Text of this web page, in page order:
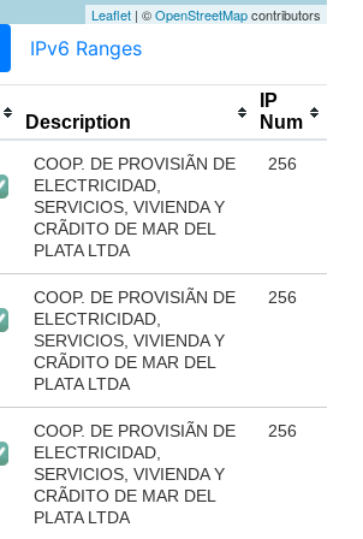
Leaflet | ©OpenStreetMapcontributors
IPv6 Ranges
Description
IP
Num
COOP. DE PROVISIÃN DE
ELECTRICIDAD,
SERVICIOS, VIVIENDA Y
CRÃDITO DE MAR DEL
PLATA LTDA
256
COOP. DE PROVISIÃN DE
ELECTRICIDAD,
SERVICIOS, VIVIENDA Y
CRÃDITO DE MAR DEL
PLATA LTDA
256
COOP. DE PROVISIÃN DE
ELECTRICIDAD,
SERVICIOS, VIVIENDA Y
CRÃDITO DE MAR DEL
PLATA LTDA
256